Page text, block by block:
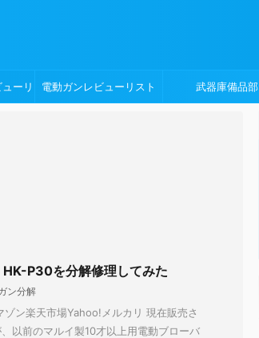
ーリ 電動ガンレビューリスト 武器庫備品部
P30を分解修理してみた
ン分解
ン楽天市場Yahoo!メルカリ 現在販売さ
以前のマルイ製10才以上用電動ブローバ